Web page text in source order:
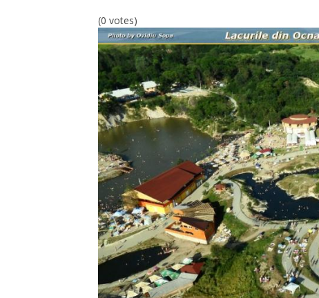
(0 votes)